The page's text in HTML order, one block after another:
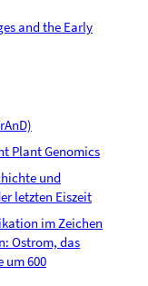
and the Early
Plant Genomics
und
letzten Eiszeit
im Zeichen
Ostrom, das
um 600